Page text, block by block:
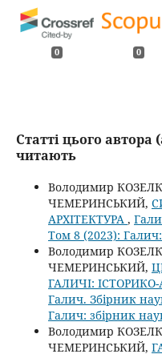
0 0
Статті цього автора
читають
Володимир
ЧЕМЕРИНСЬКИЙ,
АРХІТЕКТУРА ,
Том 8 (2023):
Володимир
ЧЕМЕРИНСЬКИЙ,
ГАЛИЧІ:
Галич. Збірник
Галич: збірник
Володимир
ЧЕМЕРИНСЬКИЙ,